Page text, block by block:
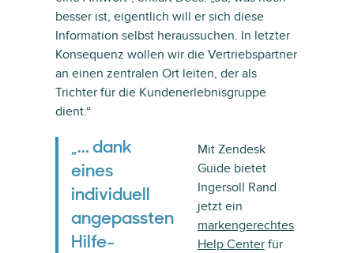
besser ist, eigentlich will er sich diese
Information selbst heraussuchen. In letzter
Konsequenz wollen wir die Vertriebspartner
an einen zentralen Ort leiten, der als
Trichter für die Kundenerlebnisgruppe
dient.“
„... dank
eines
individuell
angepassten
Hilfe-
Mit Zendesk
Guide bietet
Ingersoll Rand
jetzt ein
markengerechtes
Help Centerfür